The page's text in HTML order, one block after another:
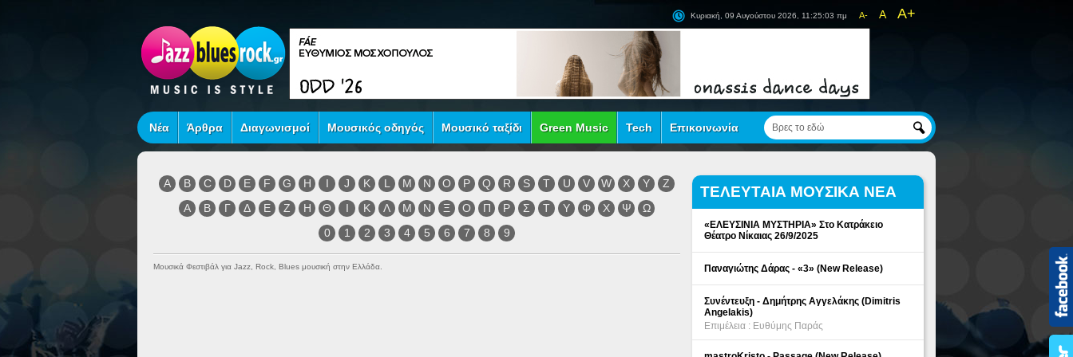
A- A A+
Κυριακή, 09 Αυγούστου 2026, 11:25:03 πμ
Νέα Άρθρα Διαγωνισμοί Μουσικός οδηγός Μουσικό ταξίδι Green Music Tech Επικοινωνία
A B C D E F G H I J K L M N O P Q R S T U V W X Y
Z
Α
Β Γ Δ Ε Ζ Η Θ Ι Κ Λ Μ Ν Ξ Ο Π Ρ Σ Τ Υ Φ Χ Ψ
Ω
0
1 2 3 4 5 6 7 8 9
Μουσικά Φεστιβάλ για Jazz, Rock, Blues μουσική στην Ελλάδα.
ΤΕΛΕΥΤΑΙΑ ΜΟΥΣΙΚΑ ΝΕΑ
«ΕΛΕΥΣΙΝΙΑ ΜΥΣΤΗΡΙΑ» Στο Κατράκειο
Θέατρο Νίκαιας 26/9/2025
Παναγιώτης Δάρας - «3» (New Release)
Συνέντευξη - Δημήτρης Αγγελάκης (Dimitris
Angelakis)
Επιμέλεια : Ευθύμης Παράς